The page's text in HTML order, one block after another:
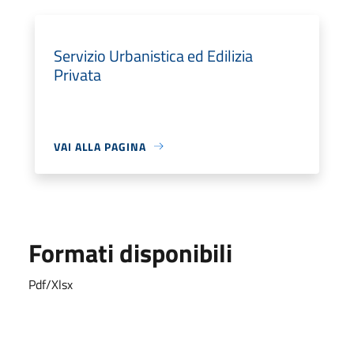
Servizio Urbanistica ed Edilizia
Privata
VAI ALLA PAGINA
Formati disponibili
Pdf/Xlsx